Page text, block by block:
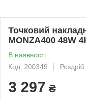
Точковий
MONZA400 48W
В наявності
Код: 200349
Роздріб
3 297 ₴